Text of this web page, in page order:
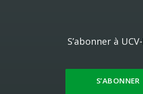
S’abonner à
S’ABONNER